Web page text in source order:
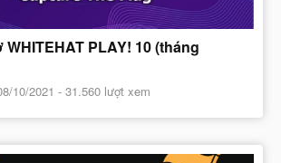
PLAY! 10 (tháng
10/2021 - 31.560 lượt xem